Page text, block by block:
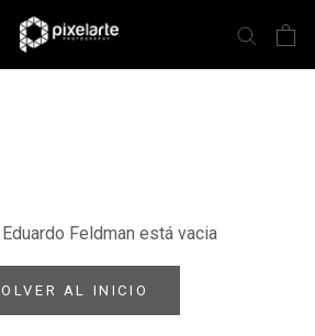
Feldman está vacia
AL INICIO